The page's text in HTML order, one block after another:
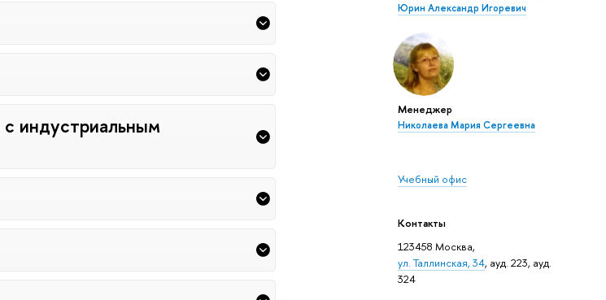
Юрин Александр Игоревич
Менеджер
Николаева Мария Сергеевна
Учебный офис
Контакты
123458 Москва,
ул. Таллинская, 34, ауд. 223, ауд.
324
индустриальным